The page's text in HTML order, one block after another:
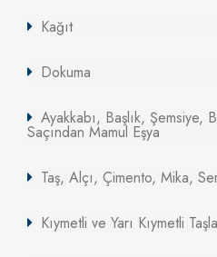
Kağıt
Dokuma
Ayakkabı, Başlık, Şemsiye,
Saçından Mamul Eşya
Taş, Alçı, Çimento, Mika,
Kıymetli ve Yarı Kıymetli